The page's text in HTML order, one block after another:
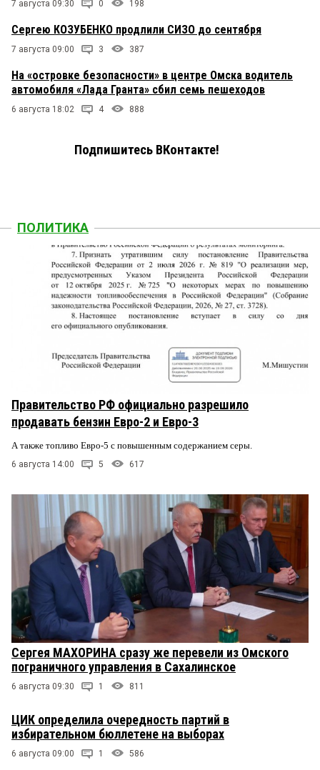
Читатель 21 мая 2026 в 14:47:
В докладах можно сказать и написать все, что
угодно. Александру Васильевичу самому это
известно. А Смирнов прав. Орущая,
туалеты отсутствуют от слова «совсем»,
испражнения за зданиями Любинского — это
отталкивает от посещения проспекта и
заведений, расположенных там. Эта улица
переговорить. Но сейчас в выходные туда ни
7 августа 09:30 0 198
Сергею КОЗУБЕНКО продлили СИЗО до сентября
7 августа 09:00 3 387
На «островке безопасности» в центре Омска водитель
автомобиля «Лада Гранта» сбил семь пешеходов
6 августа 18:02 4 888
Подпишитесь ВКонтакте!
ПОЛИТИКА
Правительство РФ официально разрешило
продавать бензин Евро-2 и Евро-3
А также топливо Евро-5 с повышенным содержанием серы.
6 августа 14:00 5 617
Сергея МАХОРИНА сразу же перевели из Омского
пограничного управления в Сахалинское
6 августа 09:30 1 811
ЦИК определила очередность партий в
избирательном бюллетене на выборах
6 августа 09:00 1 586